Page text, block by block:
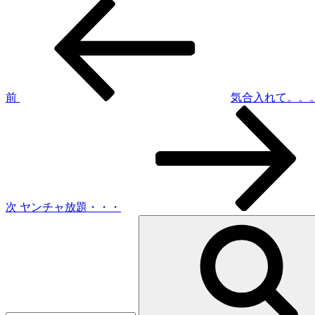
ゲ
前
気合入れて。。
次 ヤンチャ放題・・・